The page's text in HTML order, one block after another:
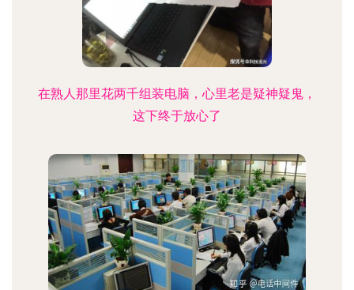
在熟人那里花两千组装电脑，心里老是疑神疑鬼，
这下终于放心了